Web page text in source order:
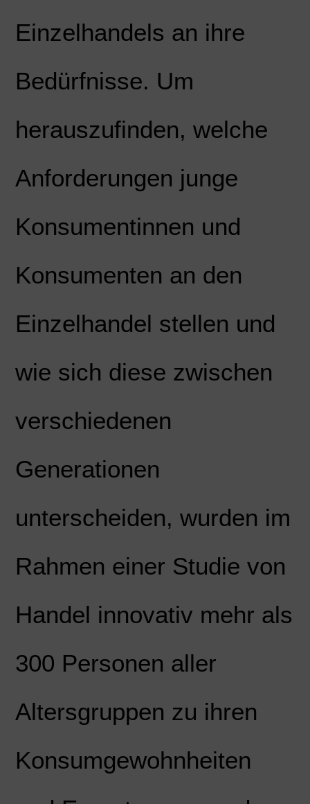
Einzelhandels an ihre
Bedürfnisse. Um
herauszufinden, welche
Anforderungen junge
Konsumentinnen und
Konsumenten an den
Einzelhandel stellen und
wie sich diese zwischen
verschiedenen
Generationen
unterscheiden, wurden im
Rahmen einer Studie von
Handel innovativ mehr als
300 Personen aller
Altersgruppen zu ihren
Konsumgewohnheiten